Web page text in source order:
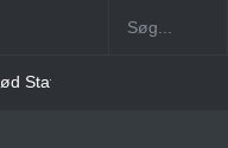
Station